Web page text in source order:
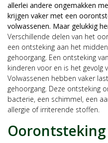
allerlei andere ongemakken
krijgen vaker met een
volwassenen. Maar gelukkig
Verschillende delen van het
een ontsteking aan het
gehoorgang. Een ontsteking
kinderen voor en is het gevolg
Volwassenen hebben vaker
gehoorgang. Deze ontsteking
bacterie, een schimmel, een
allergie of irriterende stoffen.